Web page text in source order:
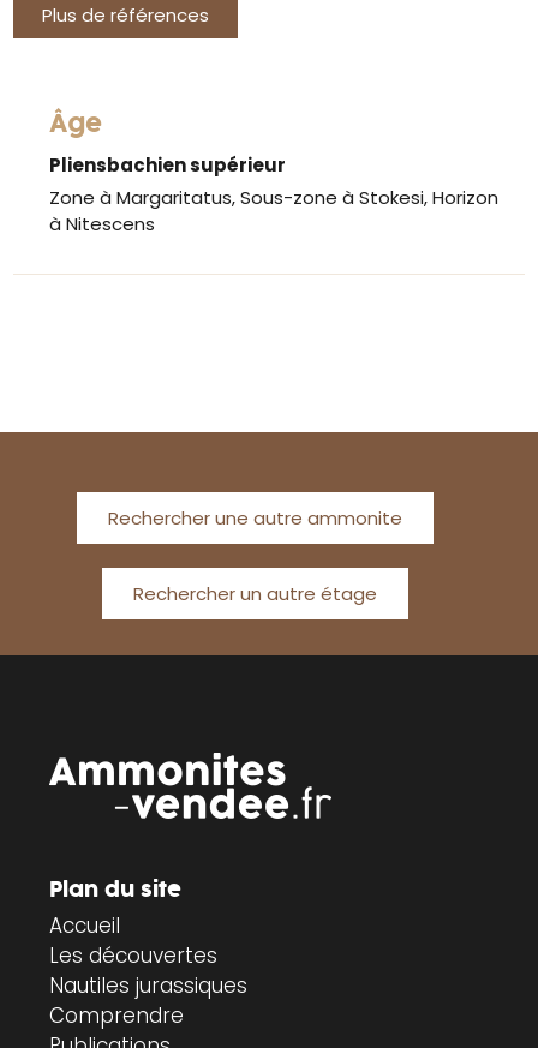
Plus de références
Âge
Pliensbachien supérieur
Zone à Margaritatus, Sous-zone à Stokesi, Horizon
à Nitescens
Rechercher une autre ammonite
Rechercher un autre étage
Plan du site
Accueil
Les découvertes
Nautiles jurassiques
Comprendre